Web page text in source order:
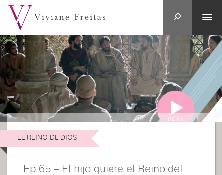
EL REINO DE DIOS
Ep.65 – El hijo quiere el Reino del